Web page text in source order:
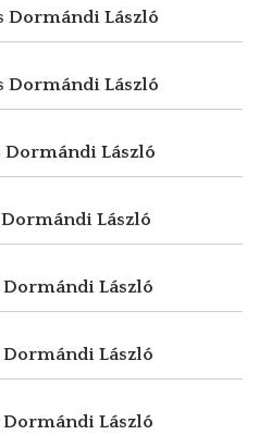
Dormándi László
Dormándi László
Dormándi László
Dormándi László
Dormándi László
Dormándi László
Dormándi László